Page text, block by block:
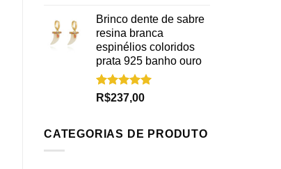
5.00
de 5
Brinco dente de sabre
resina branca
espinélios coloridos
prata 925 banho ouro
Avaliação
5.00
de 5
R$237,00
CATEGORIAS DE PRODUTO